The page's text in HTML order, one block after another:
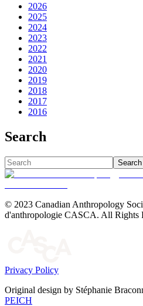
2026
2025
2024
2023
2022
2021
2020
2019
2018
2017
2016
Search
Search
© 2023 Canadian Anthropology
d'anthropologie CASCA. All Rights
Privacy Policy
Original design by Stéphanie
PEICH